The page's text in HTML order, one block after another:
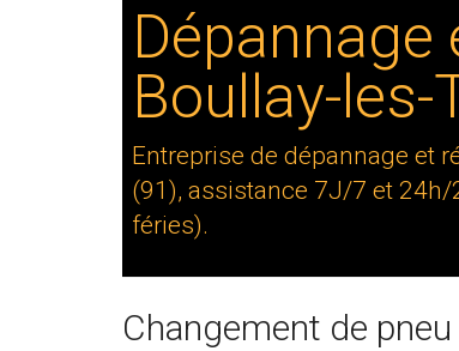
Boullay-
Entreprise de dépannage et
(91), assistance 7J/7 et
féries).
Changement de